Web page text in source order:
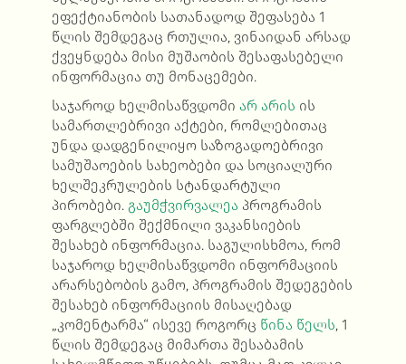
ეფექტიანობის სათანადოდ შეფასება 1
წლის შემდეგაც რთულია, ვინაიდან არსად
ქვეყნდება მისი მუშაობის შესაფასებელი
ინფორმაცია თუ მონაცემები.
საჯაროდ ხელმისაწვდომი არ არის ის
სამართლებრივი აქტები, რომლებითაც
უნდა დადგენილიყო საზოგადოებრივი
სამუშაოების სახეობები და სოციალური
ხელშეკრულების სტანდარტული
პირობები. გაუმჭვირვალეა პროგრამის
ფარგლებში შექმნილი ვაკანსიების
შესახებ ინფორმაცია. საგულისხმოა, რომ
საჯაროდ ხელმისაწვდომი ინფორმაციის
არარსებობის გამო, პროგრამის შედეგების
შესახებ ინფორმაციის მისაღებად
„კომენტარმა“ ისევე როგორც წინა წელს, 1
წლის შემდეგაც მიმართა შესაბამის